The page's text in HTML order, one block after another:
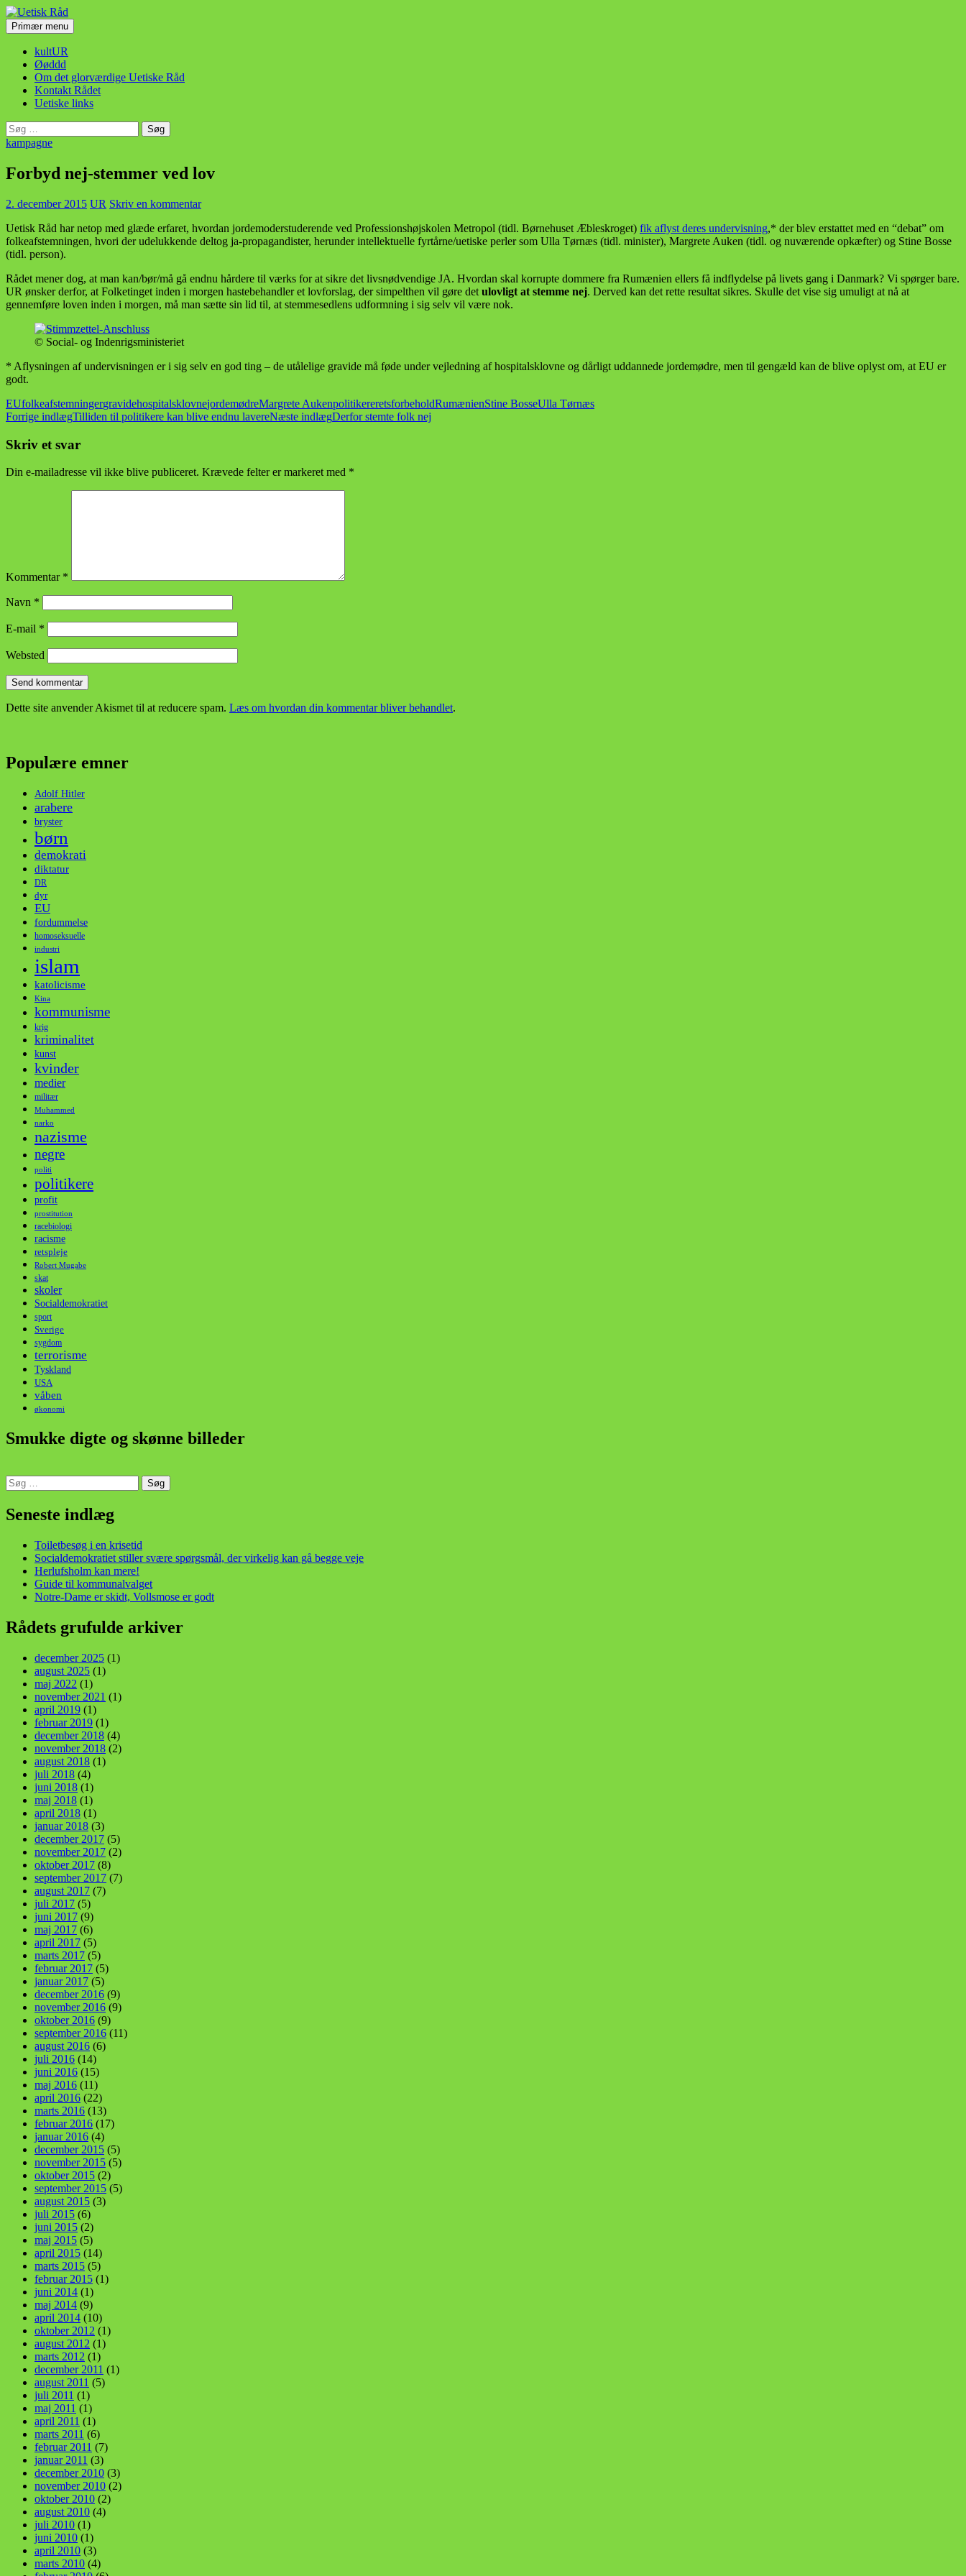
Hop
til
indhold
Uetisk Råd
SøgPrimær menu
kultUR
Øøddd
Om det glorværdige Uetiske Råd
Kontakt Rådet
Uetiske links
Søg
efter:
kampagne
Forbyd nej-stemmer ved lov
2. december 2015 UR Skriv en kommentar
Uetisk Råd har netop med glæde erfaret, hvordan jordemoderstuderende ved Professionshøjskolen Metropol (tidl. Børnehuset Æbleskroget) fik aflyst deres undervisning,* der blev erstattet med en “debat” om
folkeafstemningen, hvori der udelukkende deltog ja-propagandister, herunder intellektuelle fyrtårne/uetiske perler som Ulla Tørnæs (tidl. minister), Margrete Auken (tidl. og nuværende opkæfter) og Stine Bosse
(tidl. person).
Rådet mener dog, at man kan/bør/må gå endnu hårdere til værks for at sikre det livsnødvendige JA. Hvordan skal korrupte dommere fra Rumænien ellers få indflydelse på livets gang i Danmark? Vi spørger bare.
UR ønsker derfor, at Folketinget inden i morgen hastebehandler et lovforslag, der simpelthen vil gøre det ulovligt at stemme nej. Derved kan det rette resultat sikres. Skulle det vise sig umuligt at nå at
gennemføre loven inden i morgen, må man sætte sin lid til, at stemmesedlens udformning i sig selv vil være nok.
© Social- og Indenrigsministeriet
* Aflysningen af undervisningen er i sig selv en god ting – de utålelige gravide må føde under vejledning af hospitalsklovne og dårligt uddannede jordemødre, men til gengæld kan de blive oplyst om, at EU er
godt.
EUfolkeafstemningergravidehospitalsklovnejordemødreMargrete AukenpolitikereretsforbeholdRumænienStine BosseUlla Tørnæs
Indlægsnavigation
Forrige indlægTilliden til politikere kan blive endnu lavereNæste indlægDerfor stemte folk nej
Skriv et svar
Din e-mailadresse vil ikke blive publiceret. Krævede felter er markeret med *
Kommentar *
Navn *
E-mail *
Websted
Dette site anvender Akismet til at reducere spam. Læs om hvordan din kommentar bliver behandlet.
Populære emner
Adolf Hitler
arabere
bryster
børn
demokrati
diktatur
DR
dyr
EU
fordummelse
homoseksuelle
industri
islam
katolicisme
Kina
kommunisme
krig
kriminalitet
kunst
kvinder
medier
militær
Muhammed
narko
nazisme
negre
politi
politikere
profit
prostitution
racebiologi
racisme
retspleje
Robert Mugabe
skat
skoler
Socialdemokratiet
sport
Sverige
sygdom
terrorisme
Tyskland
USA
våben
økonomi
Smukke digte og skønne billeder
Søg
efter:
Seneste indlæg
Toiletbesøg i en krisetid
Socialdemokratiet stiller svære spørgsmål, der virkelig kan gå begge veje
Herlufsholm kan mere!
Guide til kommunalvalget
Notre-Dame er skidt, Vollsmose er godt
Rådets grufulde arkiver
december 2025 (1)
august 2025 (1)
maj 2022 (1)
november 2021 (1)
april 2019 (1)
februar 2019 (1)
december 2018 (4)
november 2018 (2)
august 2018 (1)
juli 2018 (4)
juni 2018 (1)
maj 2018 (1)
april 2018 (1)
januar 2018 (3)
december 2017 (5)
november 2017 (2)
oktober 2017 (8)
september 2017 (7)
august 2017 (7)
juli 2017 (5)
juni 2017 (9)
maj 2017 (6)
april 2017 (5)
marts 2017 (5)
februar 2017 (5)
januar 2017 (5)
december 2016 (9)
november 2016 (9)
oktober 2016 (9)
september 2016 (11)
august 2016 (6)
juli 2016 (14)
juni 2016 (15)
maj 2016 (11)
april 2016 (22)
marts 2016 (13)
februar 2016 (17)
januar 2016 (4)
december 2015 (5)
november 2015 (5)
oktober 2015 (2)
september 2015 (5)
august 2015 (3)
juli 2015 (6)
juni 2015 (2)
maj 2015 (5)
april 2015 (14)
marts 2015 (5)
februar 2015 (1)
juni 2014 (1)
maj 2014 (9)
april 2014 (10)
oktober 2012 (1)
august 2012 (1)
marts 2012 (1)
december 2011 (1)
august 2011 (5)
juli 2011 (1)
maj 2011 (1)
april 2011 (1)
marts 2011 (6)
februar 2011 (7)
januar 2011 (3)
december 2010 (3)
november 2010 (2)
oktober 2010 (2)
august 2010 (4)
juli 2010 (1)
juni 2010 (1)
april 2010 (3)
marts 2010 (4)